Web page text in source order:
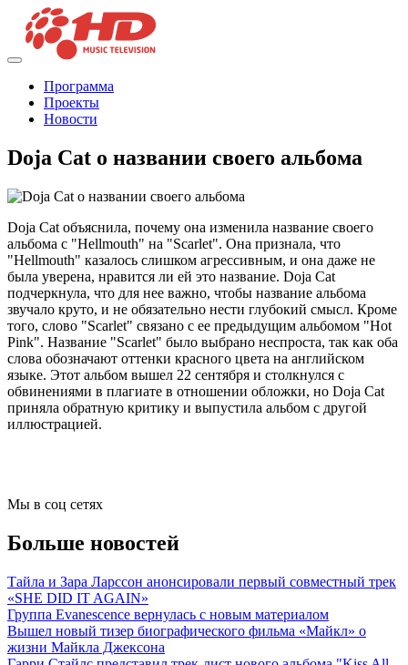
Программа
Проекты
Новости
Doja Cat о названии своего альбома
Doja Cat объяснила, почему она изменила название своего
альбома с "Hellmouth" на "Scarlet". Она признала, что
"Hellmouth" казалось слишком агрессивным, и она даже не
была уверена, нравится ли ей это название. Doja Cat
подчеркнула, что для нее важно, чтобы название альбома
звучало круто, и не обязательно нести глубокий смысл. Кроме
того, слово "Scarlet" связано с ее предыдущим альбомом "Hot
Pink". Название "Scarlet" было выбрано неспроста, так как оба
слова обозначают оттенки красного цвета на английском
языке. Этот альбом вышел 22 сентября и столкнулся с
обвинениями в плагиате в отношении обложки, но Doja Cat
приняла обратную критику и выпустила альбом с другой
иллюстрацией.
Мы в соц сетях
Больше новостей
Тайла и Зара Ларссон анонсировали первый совместный трек
«SHE DID IT AGAIN»
Группа Evanescence вернулась с новым материалом
Вышел новый тизер биографического фильма «Майкл» о
жизни Майкла Джексона